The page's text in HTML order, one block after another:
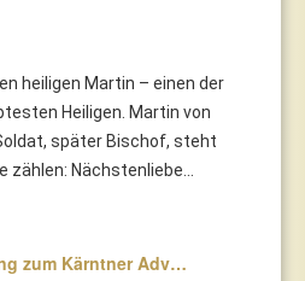
heiligen Martin – einen der
Heiligen. Martin von
später Bischof, steht
Nächstenliebe...
zum Kärntner Adv…